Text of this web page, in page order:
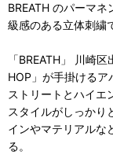
BREATH のパーマ
級感のある立体刺繍
「BREATH」 川崎
HOP」が手掛けるア
ストリートとハイエ
スタイルがしっかり
インやマテリアルな
る。